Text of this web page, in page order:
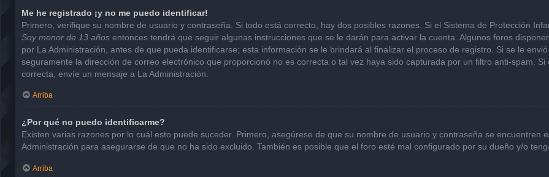
Me he registrado ¡y no me puedo identificar!
Primero, verifique su nombre de usuario y contraseña. Si todo está correcto, hay dos posibles razones. Si el Sistema de Protección
Soy menor de 13 años entonces tendrá que seguir algunas instrucciones que se le darán para activar la cuenta. Algunos foros
por La Administración, antes de que pueda identificarse; esta información se le brindará al finalizar el proceso de registro. Si se le
seguramente la dirección de correo electrónico que proporcionó no es correcta o tal vez haya sido capturada por un filtro anti-spam.
correcta, envíe un mensaje a La Administración.
Arriba
¿Por qué no puedo identificarme?
Existen varias razones por lo cuál esto puede suceder. Primero, asegúrese de que su nombre de usuario y contraseña se encuentren
Administración para asegurarse de que no ha sido excluido. También es posible que el foro esté mal configurado por su dueño y/o
Arriba